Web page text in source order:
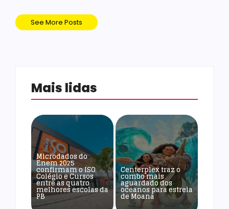
See More Posts
Mais lidas
Microdados do
Enem 2025
confirmam o ISO
Colégio e Cursos
entre as quatro
melhores escolas da
PB
Centerplex traz o
combo mais
aguardado dos
oceanos para estreia
de Moana